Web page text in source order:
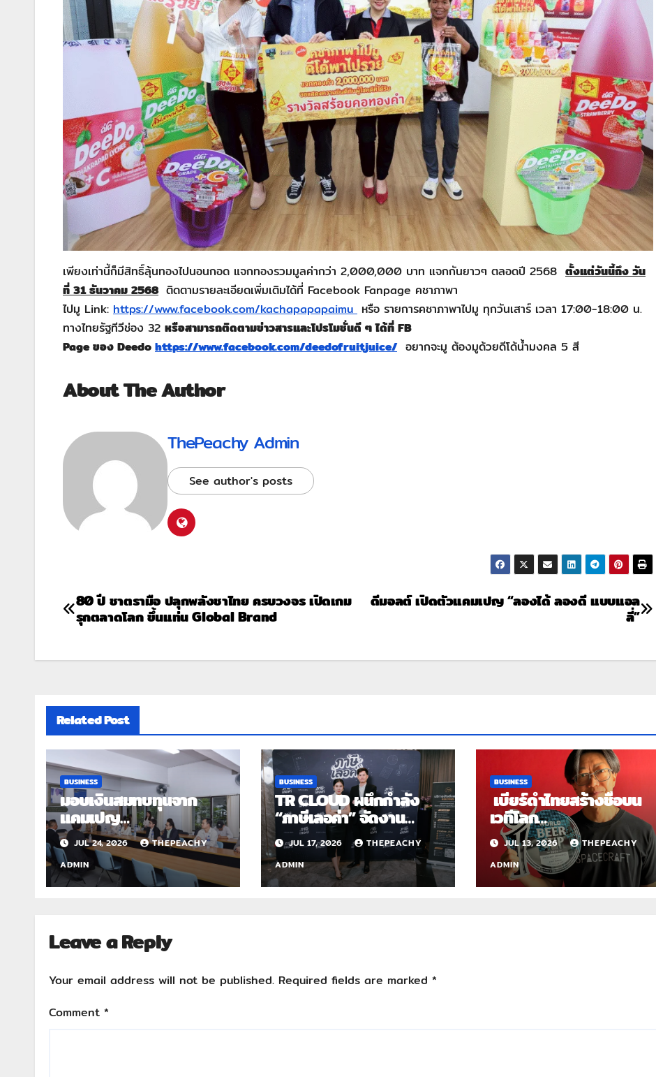
เพียงเท่านี้ก็มีสิทธิ์ลุ้นทองไปนอนกอด แจกทองรวมมูลค่ากว่า 2,000,000 บาท แจกกันยาวๆ ตลอดปี 2568 ตั้งแต่วันนี้ถึง วัน
ที่ 31 ธันวาคม 2568 ติดตามรายละเอียดเพิ่มเติมได้ที่ Facebook Fanpage คชาภาพา
ไปมู Link: https://www.facebook.com/kachapapapaimu หรือ รายการคชาภาพาไปมู ทุกวันเสาร์ เวลา 17:00-18:00 น.
ทางไทยรัฐทีวีช่อง 32 หรือสามารถติดตามข่าวสารและโปรโมชั่นดี ๆ ได้ที่ FB
Page ของ Deedo https://www.facebook.com/deedofruitjuice/อยากจะมู ต้องมูด้วยดีโด้น้ำมงคล 5 สี
About The Author
ThePeachy Admin
See author's posts
ดีมอลต์ เปิดตัวแคมเปญ “ลองได้ ลองดี แบบแอล
ลี่”
80 ปี ชาตรามือ ปลุกพลังชาไทย ครบวงจร เปิดเกม
รุกตลาดโลก ขึ้นแท่น Global Brand
Related Post
BUSINESS
มอบเงินสมทบทุนจาก
แคมเปญ
“SHEPOSSIBLE” ให้กับ
สมาคมส่งเสริมสถานภาพ
สตรีฯ เนื่องในวันสตรี
สากล 2569
JUL 24, 2026
THEPEACHY
ADMIN
BUSINESS
TR CLOUD ผนึกกำลัง
“ภาษีเลอค่า” จัดงาน
สัมมนาเสริมความรู้ด้าน
บัญชี และภาษีสำหรับครี
เอเตอร์ไทยในยุคดิจิทัล
JUL 17, 2026
THEPEACHY
ADMIN
BUSINESS
เบียร์ดำไทยสร้างชื่อบน
เวทีโลก
“SPACECRAFT” คว้า
เหรียญเงิน World Beer
Cup 2026 ตอกย้ำ
ศักยภาพผู้ผลิตคราฟต์ไทย
JUL 13, 2026
THEPEACHY
ADMIN
Leave a Reply
Your email address will not be published. Required fields are marked *
Comment *